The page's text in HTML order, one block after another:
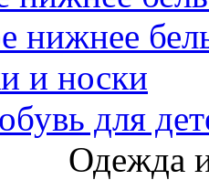
нижнее
и носки
для
Одежда